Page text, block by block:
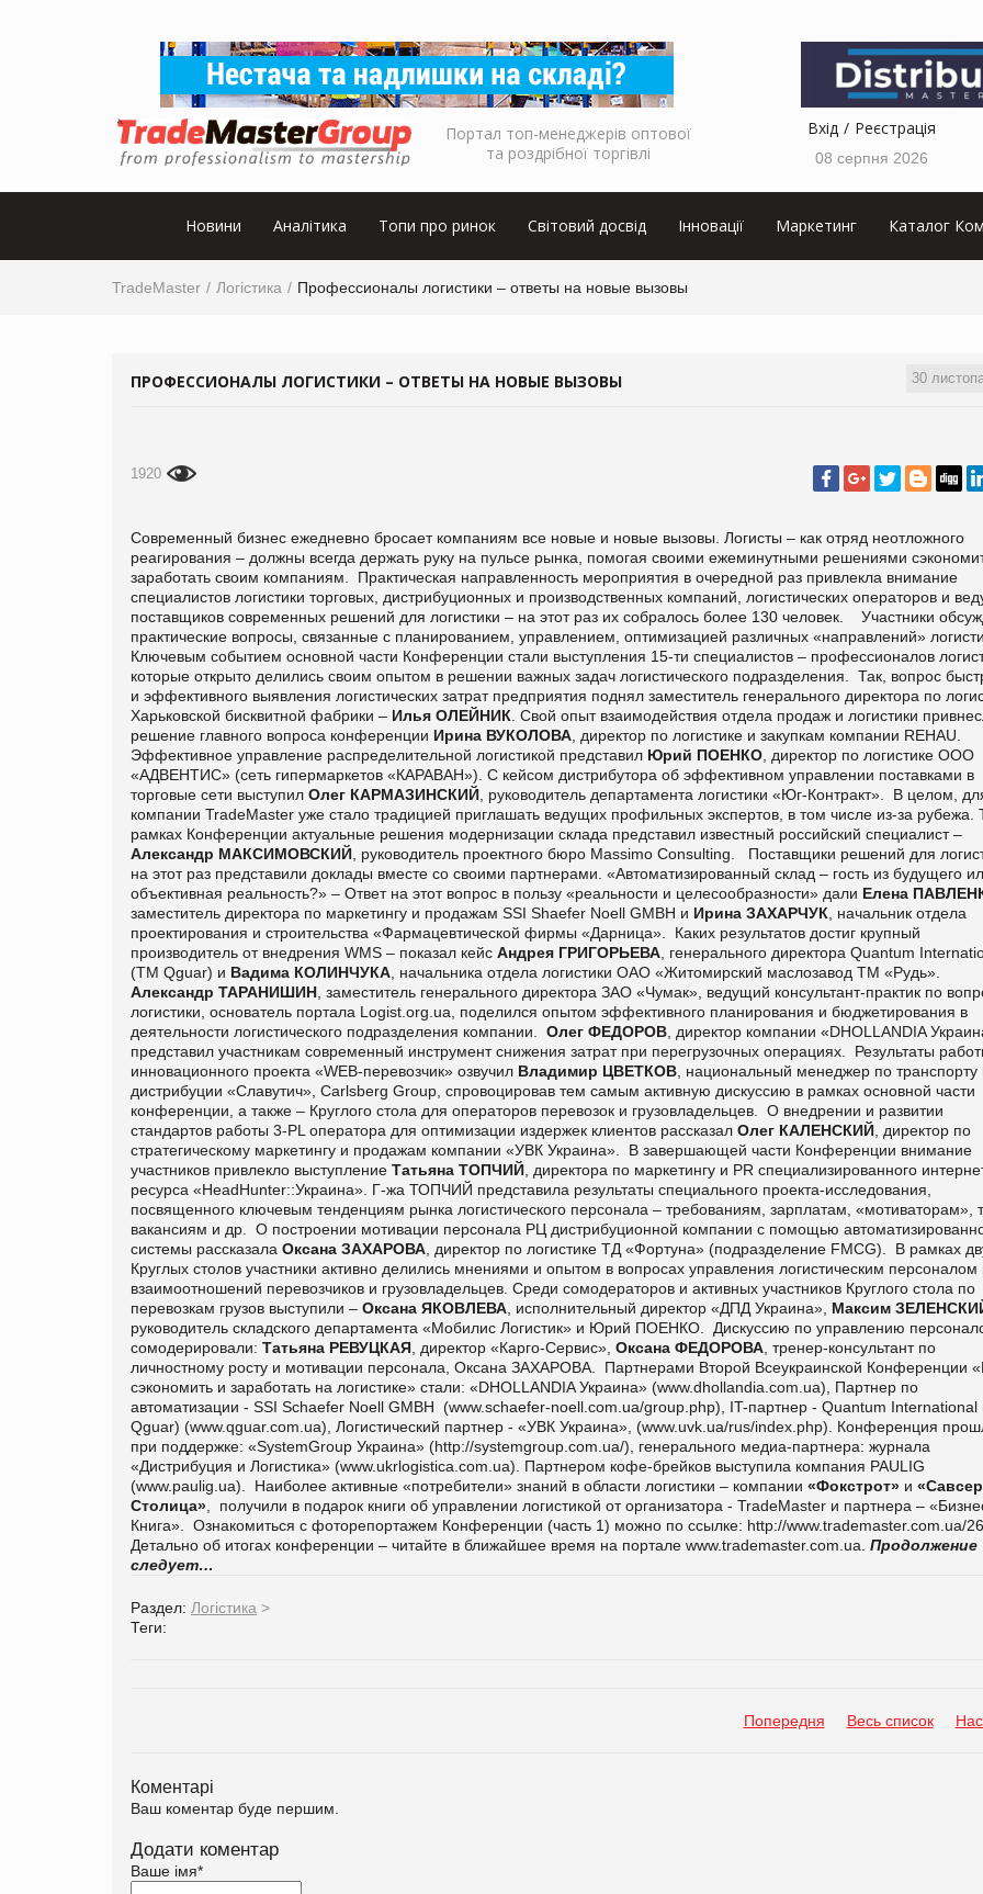
Портал топ-менеджерів оптової
та роздрібної торгівлі
Вхід Реєстрація
08 серпня 2026
Новини Аналітика Топи про ринок Світовий досвід Інновації Маркетинг Каталог
TradeMaster Логістика Профессионалы логистики – ответы на новые вызовы
30
ПРОФЕССИОНАЛЫ ЛОГИСТИКИ – ОТВЕТЫ НА НОВЫЕ ВЫЗОВЫ
1920
Современный бизнес ежедневно бросает компаниям все новые и новые вызовы. Логисты – как отряд неотложного
реагирования – должны всегда держать руку на пульсе рынка, помогая своими ежеминутными решениями
заработать своим компаниям. Практическая направленность мероприятия в очередной раз привлекла внимание
специалистов логистики торговых, дистрибуционных и производственных компаний, логистических операторов и
поставщиков современных решений для логистики – на этот раз их собралось более 130 человек. Участники
практические вопросы, связанные с планированием, управлением, оптимизацией различных «направлений»
Ключевым событием основной части Конференции стали выступления 15-ти специалистов – профессионалов
которые открыто делились своим опытом в решении важных задач логистического подразделения. Так, вопрос
и эффективного выявления логистических затрат предприятия поднял заместитель генерального директора по
Харьковской бисквитной фабрики – Илья ОЛЕЙНИК . Свой опыт взаимодействия отдела продаж и логистики
решение главного вопроса конференции Ирина ВУКОЛОВА , директор по логистике и закупкам компании REHAU.
Эффективное управление распределительной логистикой представил Юрий ПОЕНКО , директор по логистике ООО
«АДВЕНТИС» (сеть гипермаркетов «КАРАВАН»). С кейсом дистрибутора об эффективном управлении поставками в
торговые сети выступил Олег КАРМАЗИНСКИЙ , руководитель департамента логистики «Юг-Контракт». В целом,
компании TradeMaster уже стало традицией приглашать ведущих профильных экспертов, в том числе из-за рубежа.
рамках Конференции актуальные решения модернизации склада представил известный российский специалист –
Александр МАКСИМОВСКИЙ , руководитель проектного бюро Massimo Consulting. Поставщики решений для
на этот раз представили доклады вместе со своими партнерами. «Автоматизированный склад – гость из будущего
объективная реальность?» – Ответ на этот вопрос в пользу «реальности и целесообразности» дали Елена
заместитель директора по маркетингу и продажам SSI Shaefer Noell GMBH и Ирина ЗАХАРЧУК , начальник отдела
проектирования и строительства «Фармацевтической фирмы «Дарница». Каких результатов достиг крупный
производитель от внедрения WMS – показал кейс Андрея ГРИГОРЬЕВА , генерального директора Quantum
(TM Qguar) и Вадима КОЛИНЧУКА , начальника отдела логистики ОАО «Житомирский маслозавод ТМ «Рудь».
Александр ТАРАНИШИН , заместитель генерального директора ЗАО «Чумак», ведущий консультант-практик по
логистики, основатель портала Logist.org.ua, поделился опытом эффективного планирования и бюджетирования в
деятельности логистического подразделения компании. Олег ФЕДОРОВ , директор компании «DHOLLANDIA
представил участникам современный инструмент снижения затрат при перегрузочных операциях. Результаты
инновационного проекта «WEB-перевозчик» озвучил Владимир ЦВЕТКОВ , национальный менеджер по транспорту
дистрибуции «Славутич», Carlsberg Group, спровоцировав тем самым активную дискуссию в рамках основной части
конференции, а также – Круглого стола для операторов перевозок и грузовладельцев. О внедрении и развитии
стандартов работы 3-PL оператора для оптимизации издержек клиентов рассказал Олег КАЛЕНСКИЙ , директор по
стратегическому маркетингу и продажам компании «УВК Украина». В завершающей части Конференции внимание
участников привлекло выступление Татьяна ТОПЧИЙ , директора по маркетингу и PR специализированного
ресурса «HeadHunter::Украина». Г-жа ТОПЧИЙ представила результаты специального проекта-исследования,
посвященного ключевым тенденциям рынка логистического персонала – требованиям, зарплатам, «мотиваторам»,
вакансиям и др. О построении мотивации персонала РЦ дистрибуционной компании с помощью
системы рассказала Оксана ЗАХАРОВА , директор по логистике ТД «Фортуна» (подразделение FMCG). В рамках
Круглых столов участники активно делились мнениями и опытом в вопросах управления логистическим персоналом
взаимоотношений перевозчиков и грузовладельцев. Среди сомодераторов и активных участников Круглого стола по
перевозкам грузов выступили – Оксана ЯКОВЛЕВА , исполнительный директор «ДПД Украина», Максим
руководитель складского департамента «Мобилис Логистик» и Юрий ПОЕНКО. Дискуссию по управлению
сомодерировали: Татьяна РЕВУЦКАЯ , директор «Карго-Сервис», Оксана ФЕДОРОВА , тренер-консультант по
личностному росту и мотивации персонала, Оксана ЗАХАРОВА. Партнерами Второй Всеукраинской Конференции
сэкономить и заработать на логистике» стали: «DHOLLANDIA Украина» (www.dhollandia.com.ua), Партнер по
автоматизации - SSI Schaefer Noell GMBH (www.schaefer-noell.com.ua/group.php), IT-партнер - Quantum International
Qguar) (www.qguar.com.ua), Логистический партнер - «УВК Украина», (www.uvk.ua/rus/index.php). Конференция
при поддержке: «SystemGroup Украина» (http://systemgroup.com.ua/), генерального медиа-партнера: журнала
«Дистрибуция и Логистика» (www.ukrlogistica.com.ua). Партнером кофе-брейков выступила компания PAULIG
(www.paulig.ua). Наиболее активные «потребители» знаний в области логистики – компании «Фокстрот» и
Столица» , получили в подарок книги об управлении логистикой от организатора - TradeMaster и партнера –
Книга». Ознакомиться с фоторепортажем Конференции (часть 1) можно по ссылке: http://www.trademaster.com.ua/
Детально об итогах конференции – читайте в ближайшее время на портале www.trademaster.com.ua. Продолжение
следует…
Раздел: Логістика >
Теги:
Попередня Весь список
Коментарі
Ваш коментар буде першим.
Додати коментар
Ваше імя*